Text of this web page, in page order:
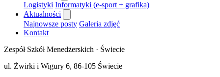
Logistyki Informatyki (e-sport + grafika)
Aktualności
Najnowsze posty Galeria zdjęć
Kontakt
Zespół Szkół Menedżerskich · Świecie
ul. Żwirki i Wigury 6, 86-105 Świecie